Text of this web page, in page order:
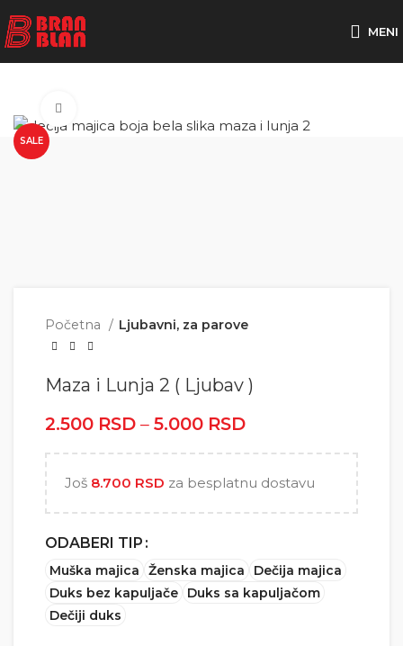
MENI
SALE
Početna Ljubavni, za parove
Maza i Lunja 2 ( Ljubav )
2.500 RSD – 5.000 RSD
Još 8.700 RSD za besplatnu dostavu
ODABERI TIP
Muška majica Ženska majica
Dečija majica
Duks bez kapuljače
Duks sa kapuljačom
Dečiji duks